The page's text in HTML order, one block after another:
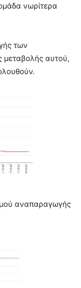
νωρίτερα
των
μεταβολής αυτού,
αναπαραγωγής